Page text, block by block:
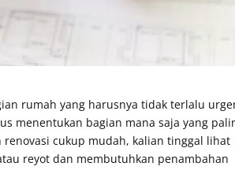
rumah yang harusnya tidak terlalu
menentukan bagian mana saja yang
cukup mudah, kalian tinggal lihat
reyot dan membutuhkan penambahan